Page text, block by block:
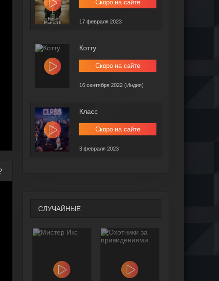
Скоро на сайте
17 февраля 2023
Котту
Скоро на сайте
16 сентября 2022 (Индия)
Класс
Скоро на сайте
3 февраля 2023
СЛУЧАЙНЫЕ